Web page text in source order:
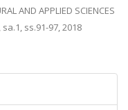
AND APPLIED SCIENCES
sa.1, ss.91-97, 2018